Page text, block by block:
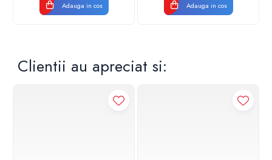
Adauga in cos Adauga in cos
Clientii au apreciat si: